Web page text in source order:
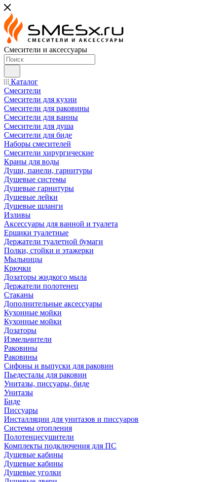
Смесители и аксессуары
Каталог
Смесители
Смесители для кухни
Смесители для раковины
Смесители для ванны
Смесители для душа
Смесители для биде
Наборы смесителей
Смесители хирургические
Краны для воды
Души, панели, гарнитуры
Душевые системы
Душевые гарнитуры
Душевые лейки
Душевые шланги
Изливы
Аксессуары для ванной и туалета
Ершики туалетные
Держатели туалетной бумаги
Полки, стойки и этажерки
Мыльницы
Крючки
Дозаторы жидкого мыла
Держатели полотенец
Стаканы
Дополнительные аксессуары
Кухонные мойки
Кухонные мойки
Дозаторы
Измельчители
Раковины
Раковины
Сифоны и выпуски для раковин
Пьедесталы для раковин
Унитазы, писсуары, биде
Унитазы
Биде
Писсуары
Инсталляции для унитазов и писсуаров
Системы отопления
Полотенцесушители
Комплекты подключения для ПС
Душевые кабины
Душевые кабины
Душевые уголки